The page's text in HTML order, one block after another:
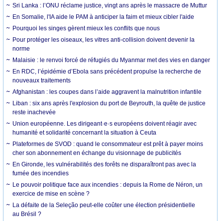
Sri Lanka : l’ONU réclame justice, vingt ans après le massacre de Muttur
En Somalie, l'IA aide le PAM à anticiper la faim et mieux cibler l'aide
Pourquoi les singes gèrent mieux les conflits que nous
Pour protéger les oiseaux, les vitres anti-collision doivent devenir la
norme
Malaisie : le renvoi forcé de réfugiés du Myanmar met des vies en danger
En RDC, l’épidémie d’Ebola sans précédent propulse la recherche de
nouveaux traitements
Afghanistan : les coupes dans l’aide aggravent la malnutrition infantile
Liban : six ans après l'explosion du port de Beyrouth, la quête de justice
reste inachevée
Union européenne. Les dirigeant·e·s européens doivent réagir avec
humanité et solidarité concernant la situation à Ceuta
Plateformes de SVOD : quand le consommateur est prêt à payer moins
cher son abonnement en échange du visionnage de publicités
En Gironde, les vulnérabilités des forêts ne disparaîtront pas avec la
fumée des incendies
Le pouvoir politique face aux incendies : depuis la Rome de Néron, un
exercice de mise en scène ?
La défaite de la Seleção peut-elle coûter une élection présidentielle
au Brésil ?